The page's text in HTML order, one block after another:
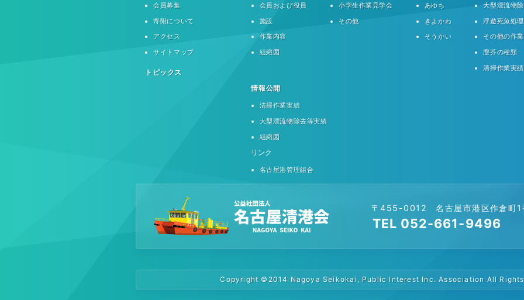
会員募集
寄附について
アクセス
サイトマップ
トピックス
会員および役員
施設
作業内容
組織図
小学生作業見学会
その他
あゆち
きよかわ
そうかい
大型漂流物
浮遊死魚処理
その他の作業
塵芥の種類
清掃作業実績
情報公開
清掃作業実績
大型漂流物除去等実績
組織図
リンク
名古屋港管理組合
〒455-0012 名古屋市港区作倉町
TEL 052-661-9496
Copyright ©2014 Nagoya Seikokai, Public Interest Inc. Association All